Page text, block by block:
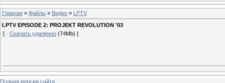
Главная » Файлы » Видео » LPTV
LPTV EPISODE 2: PROJEKT REVOLUTION '03
[ · Скачать удаленно (74Mb) ]
Полная версия сайта